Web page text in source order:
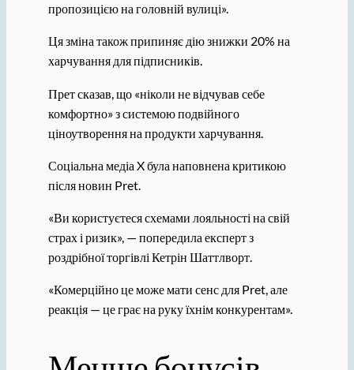
пропозицією на головній вулиці».
Ця зміна також припиняє дію знижки 20% на
харчування для підписників.
Прет сказав, що «ніколи не відчував себе
комфортно» з системою подвійного
ціноутворення на продукти харчування.
Соціальна медіа X була наповнена критикою
після новин Pret.
«Ви користуєтеся схемами лояльності на свій
страх і ризик», — попередила експерт з
роздрібної торгівлі Кетрін Шаттлворт.
«Комерційно це може мати сенс для Pret, але
реакція — це грає на руку їхнім конкурентам».